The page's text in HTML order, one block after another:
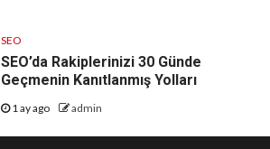
SEO
SEO’da Rakiplerinizi 30 Günde
Geçmenin Kanıtlanmış Yolları
1 ay ago admin